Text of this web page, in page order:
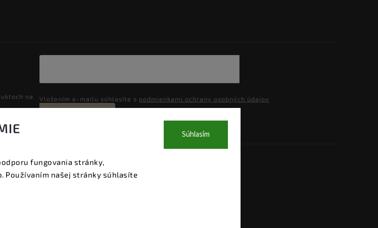
fungovania stránky,
Používaním našej stránky súhlasíte
Súhlasím
na
Vložením e-mailu súhlasíte s podmienkami ochrany osobných údajov
dobre. Všetky práva vyhradené.
Upraviť nastavenie cookies